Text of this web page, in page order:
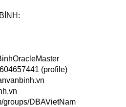
(profile)
groups/DBAVietNam